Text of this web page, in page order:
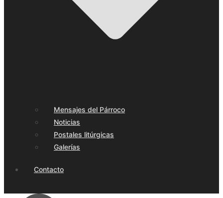
Mensajes del Párroco
Noticias
Postales litúrgicas
Galerías
Contacto